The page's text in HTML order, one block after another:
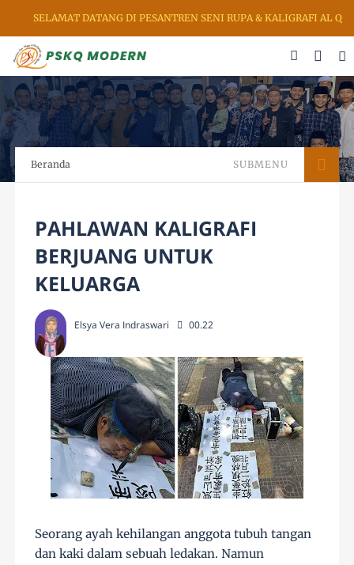
SELAMAT DATANG DI PESANTREN SENI RUPA & KALIGRAFI AL
Beranda SUBMENU
PAHLAWAN KALIGRAFI
BERJUANG UNTUK
KELUARGA
Elsya Vera Indraswari 00.22
Seorang ayah kehilangan anggota tubuh tangan
dan kaki dalam sebuah ledakan. Namun